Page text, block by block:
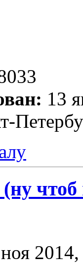
13